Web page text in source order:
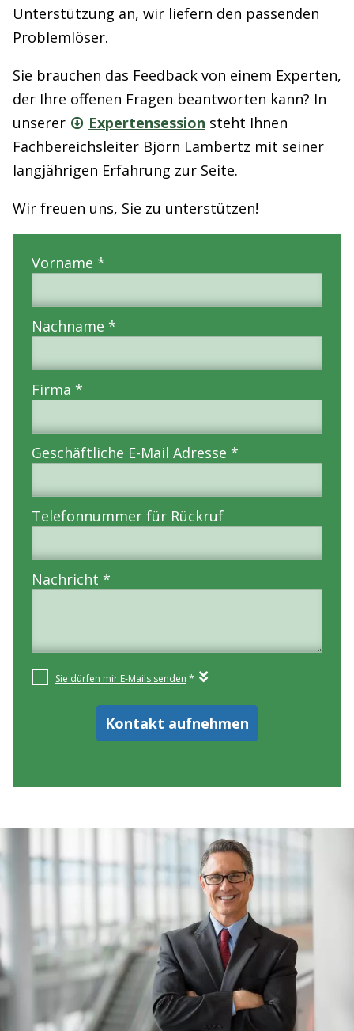
Unterstützung an, wir liefern den passenden
Problemlöser.
Sie brauchen das Feedback von einem Experten,
der Ihre offenen Fragen beantworten kann? In
unserer
Expertensession steht Ihnen
Fachbereichsleiter Björn Lambertz mit seiner
langjährigen Erfahrung zur Seite.
Wir freuen uns, Sie zu unterstützen!